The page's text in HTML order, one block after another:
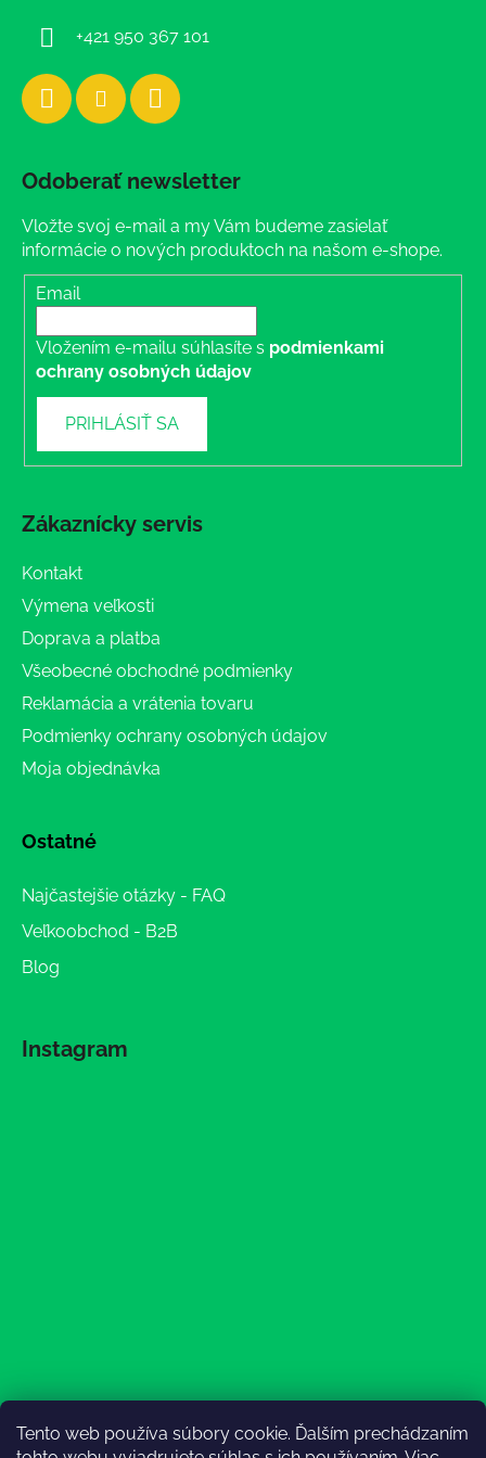
Tento web používa súbory cookie. Ďalším prechádzaním
+421 950 367 101
Odoberať newsletter
Vložte svoj e-mail a my Vám budeme zasielať
informácie o nových produktoch na našom e-shope.
Email
Vložením e-mailu súhlasíte s podmienkami
ochrany osobných údajov
PRIHLÁSIŤ SA
Zákaznícky servis
Kontakt
Výmena veľkosti
Doprava a platba
Všeobecné obchodné podmienky
Reklamácia a vrátenia tovaru
Podmienky ochrany osobných údajov
Moja objednávka
Ostatné
Najčastejšie otázky - FAQ
Veľkoobchod - B2B
Blog
Instagram
Sledovať na Instagrame